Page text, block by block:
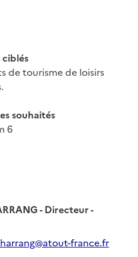
de tourisme de loisirs
souhaités
6
- Directeur -
france.fr